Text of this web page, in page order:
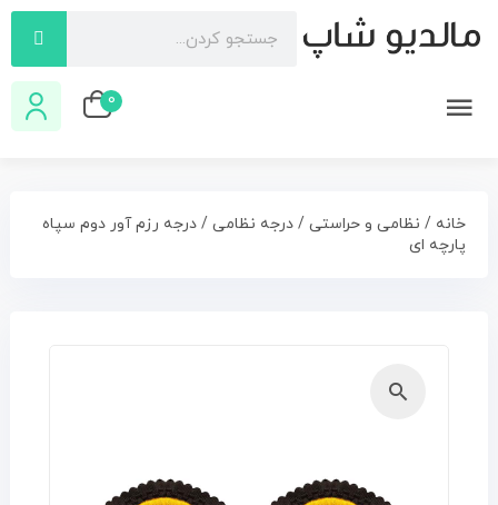
0
خانه / نظامی و حراستی/ درجه نظامی/ درجه رزم آور دوم سپاه
پارچه ای